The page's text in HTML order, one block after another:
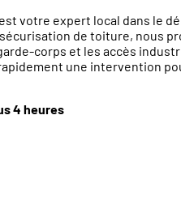
votre expert local dans le
de toiture, nous
corps et les accès
une intervention
4 heures